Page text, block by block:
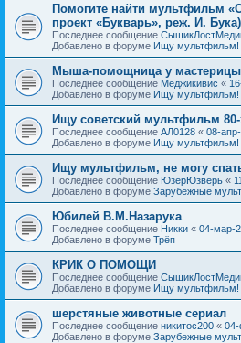
Помогите найти мультфильм
проект «Букварь», реж. И. Бука)
Последнее сообщение
Добавлено в форуме Ищу мультфильм!
Мыша-помощница у мастерицы
Последнее сообщение Меджикивис «
Добавлено в форуме Ищу мультфильм!
Ищу советский мультфильм 80-
Последнее сообщение АЛ0128 « 08-
Добавлено в форуме Ищу мультфильм!
Ищу мультфильм, не могу
Последнее сообщение ЮзерЮзверь «
Добавлено в форуме Зарубежные
Юбилей В.М.Назарука
Последнее сообщение Никки « 04-мар-
Добавлено в форуме Трёп
КРИК О ПОМОЩИ
Последнее сообщение
Добавлено в форуме Ищу мультфильм!
шерстяные животные сериал
Последнее сообщение никитос200 «
Добавлено в форуме Зарубежные